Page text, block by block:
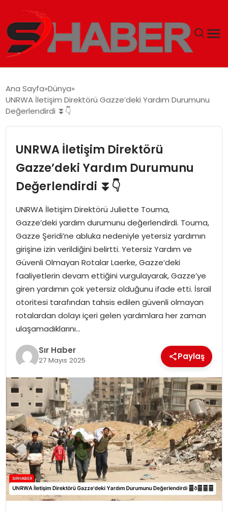
MAGAZIN
EKONOMI
SIYASET
EĞITIM
YAŞAM
Ana Sayfa Dünya
UNRWA İletişim Direktörü Gazze’deki Yardım Durumunu
Değerlendirdi ⏬👇
UNRWA İletişim Direktörü
Gazze’deki Yardım Durumunu
Değerlendirdi ⏬👇
UNRWA İletişim Direktörü Juliette Touma,
Gazze’deki yardım durumunu değerlendirdi. Touma,
Gazze Şeridi’ne abluka nedeniyle yetersiz yardımın
girişine izin verildiğini belirtti. Yetersiz Yardım ve
Güvenli Olmayan Rotalar Laerke, Gazze’deki
faaliyetlerin devam ettiğini vurgulayarak, Gazze’ye
giren yardımın çok yetersiz olduğunu ifade etti. İsrail
otoritesi tarafından tahsis edilen güvenli olmayan
rotalardan dolayı içeri gelen yardımlara her zaman
ulaşamadıklarını…
Sır Haber
27 Mayıs 2025 Paylaş